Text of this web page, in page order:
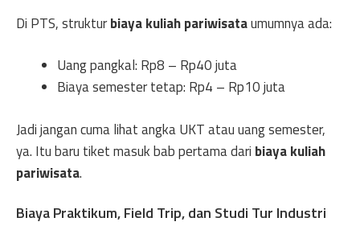
Di PTS, strukturbiaya kuliah pariwisataumumnya ada:
Uang pangkal: Rp8 – Rp40 juta
Biaya semester tetap: Rp4 – Rp10 juta
Jadi jangan cuma lihat angka UKT atau uang semester,
ya. Itu baru tiket masuk bab pertama dari biaya kuliah
pariwisata.
Biaya Praktikum, Field Trip, dan Studi Tur Industri